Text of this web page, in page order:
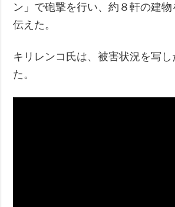
ン」で砲撃を行い、約８軒の建物
伝えた。
キリレンコ氏は、被害状況を写し
た。